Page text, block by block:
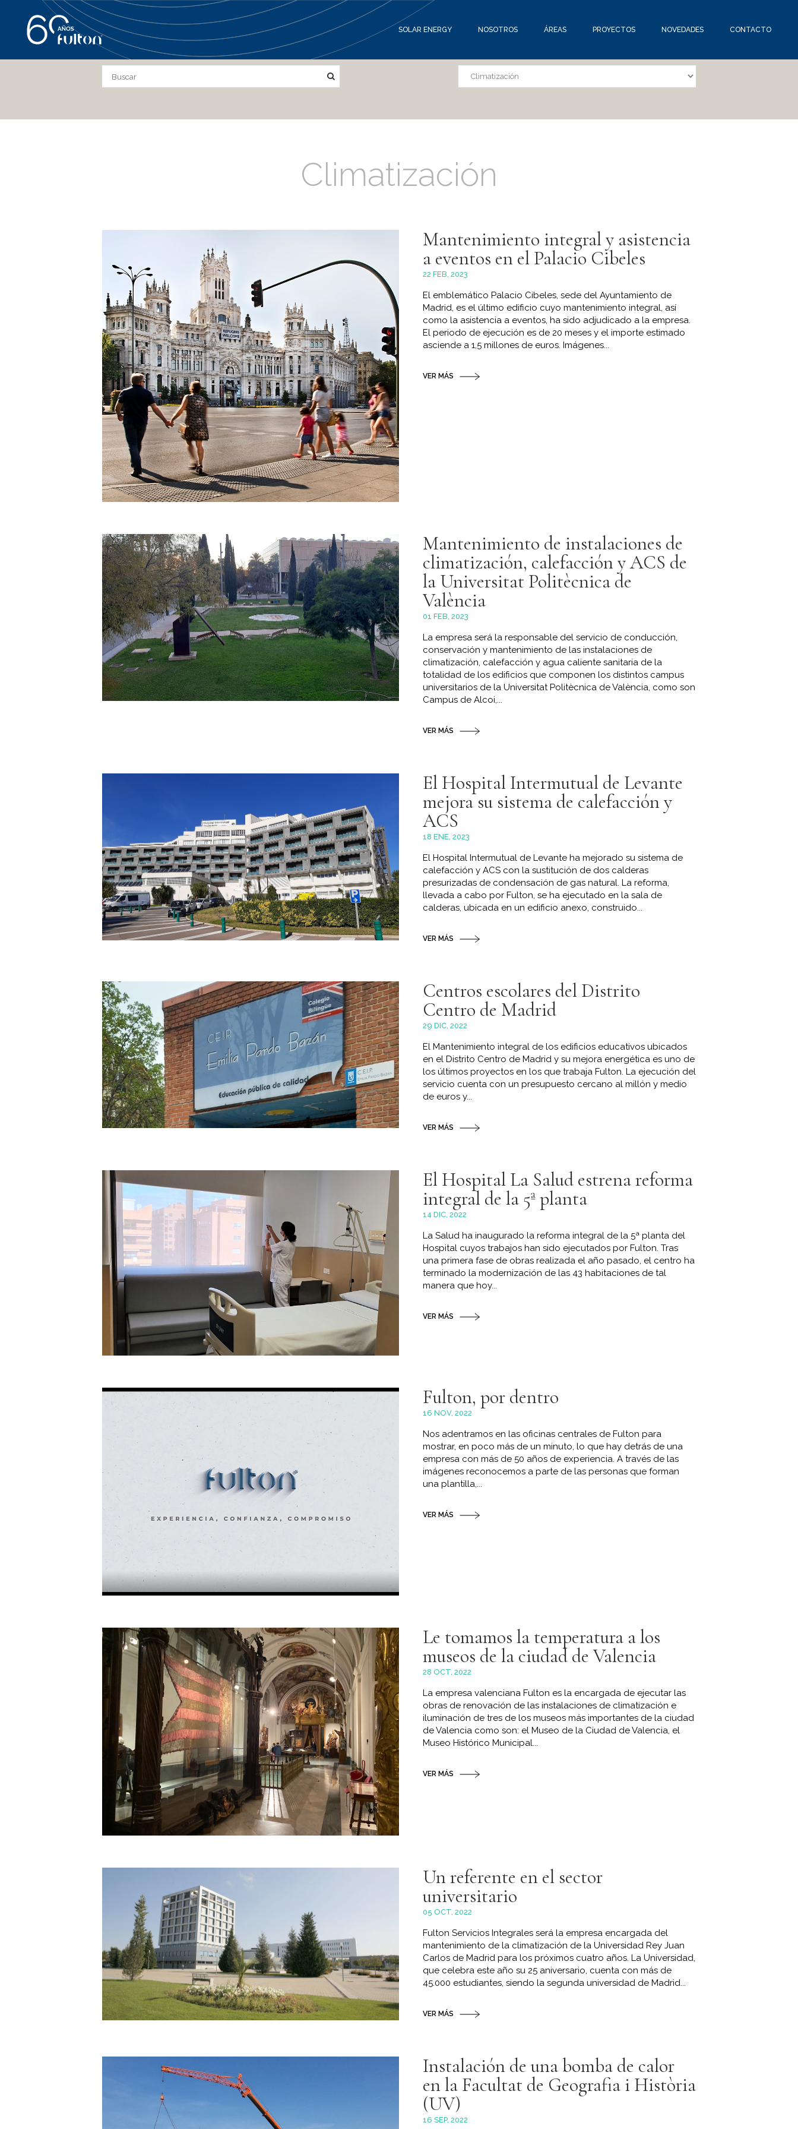
SOLAR ENERGY NOSOTROS ÁREAS PROYECTOS NOVEDADES CONTACTO
Climatización
Mantenimiento integral y asistencia
a eventos en el Palacio Cibeles
22 FEB, 2023
El emblemático Palacio Cibeles, sede del Ayuntamiento de
Madrid, es el último edificio cuyo mantenimiento integral, así
como la asistencia a eventos, ha sido adjudicado a la empresa.
El periodo de ejecución es de 20 meses y el importe estimado
asciende a 1,5 millones de euros. Imágenes...
VER MÁS
Mantenimiento de instalaciones de
climatización, calefacción y ACS de
la Universitat Politècnica de
València
01 FEB, 2023
La empresa será la responsable del servicio de conducción,
conservación y mantenimiento de las instalaciones de
climatización, calefacción y agua caliente sanitaria de la
totalidad de los edificios que componen los distintos campus
universitarios de la Universitat Politècnica de València, como son
Campus de Alcoi,...
VER MÁS
El Hospital Intermutual de Levante
mejora su sistema de calefacción y
ACS
18 ENE, 2023
El Hospital Intermutual de Levante ha mejorado su sistema de
calefacción y ACS con la sustitución de dos calderas
presurizadas de condensación de gas natural. La reforma,
llevada a cabo por Fulton, se ha ejecutado en la sala de
calderas, ubicada en un edificio anexo, construido...
VER MÁS
Centros escolares del Distrito
Centro de Madrid
29 DIC, 2022
El Mantenimiento integral de los edificios educativos ubicados
en el Distrito Centro de Madrid y su mejora energética es uno de
los últimos proyectos en los que trabaja Fulton. La ejecución del
servicio cuenta con un presupuesto cercano al millón y medio
de euros y...
VER MÁS
El Hospital La Salud estrena reforma
integral de la 5ª planta
14 DIC, 2022
La Salud ha inaugurado la reforma integral de la 5ª planta del
Hospital cuyos trabajos han sido ejecutados por Fulton. Tras
una primera fase de obras realizada el año pasado, el centro ha
terminado la modernización de las 43 habitaciones de tal
manera que hoy...
VER MÁS
Fulton, por dentro
16 NOV, 2022
Nos adentramos en las oficinas centrales de Fulton para
mostrar, en poco más de un minuto, lo que hay detrás de una
empresa con más de 50 años de experiencia. A través de las
imágenes reconocemos a parte de las personas que forman
una plantilla,...
VER MÁS
Le tomamos la temperatura a los
museos de la ciudad de Valencia
28 OCT, 2022
La empresa valenciana Fulton es la encargada de ejecutar las
obras de renovación de las instalaciones de climatización e
iluminación de tres de los museos más importantes de la ciudad
de Valencia como son: el Museo de la Ciudad de Valencia, el
Museo Histórico Municipal...
VER MÁS
Un referente en el sector
universitario
05 OCT, 2022
Fulton Servicios Integrales será la empresa encargada del
mantenimiento de la climatización de la Universidad Rey Juan
Carlos de Madrid para los próximos cuatro años. La Universidad,
que celebra este año su 25 aniversario, cuenta con más de
45.000 estudiantes, siendo la segunda universidad de Madrid...
VER MÁS
Instalación de una bomba de calor
en la Facultat de Geografia i Història
(UV)
16 SEP, 2022